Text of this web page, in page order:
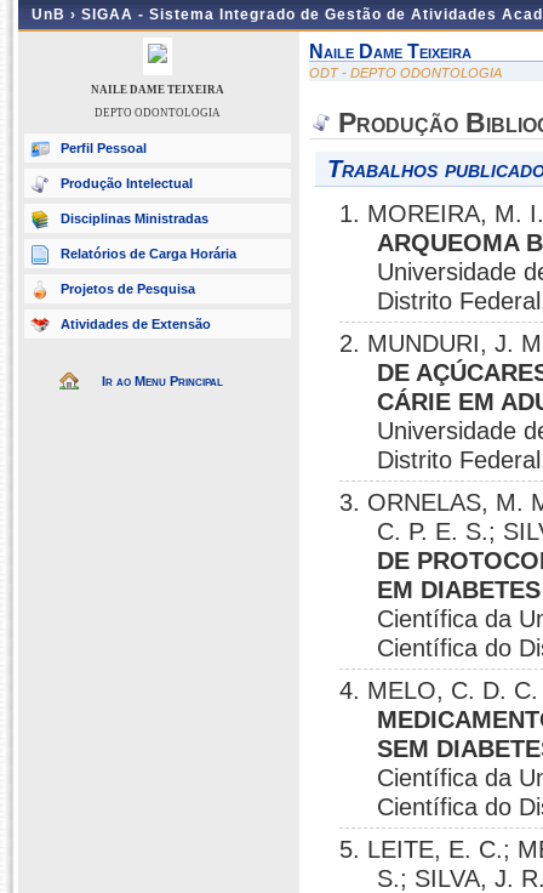
UnB › SIGAA - Sistema Integrado de Gestão de Atividades
NAILE DAME TEIXEIRA
DEPTO ODONTOLOGIA
Perfil Pessoal
Produção Intelectual
Disciplinas Ministradas
Relatórios de Carga Horária
Projetos de Pesquisa
Atividades de Extensão
Ir ao Menu Principal
Naile Dame Teixeira
ODT - DEPTO ODONTOLOGIA
Produção
Trabalhos
1. MOREIRA, M.
ARQUEOMA
Universidade
Distrito
2. MUNDURI, J.
DE
CÁRIE EM
Universidade
Distrito
3. ORNELAS, M.
C. P. E. S.;
DE
EM
Científica da
Científica do
4. MELO, C. D.
SEM
Científica da
Científica do
5. LEITE, E. C.;
S.; SILVA, J.